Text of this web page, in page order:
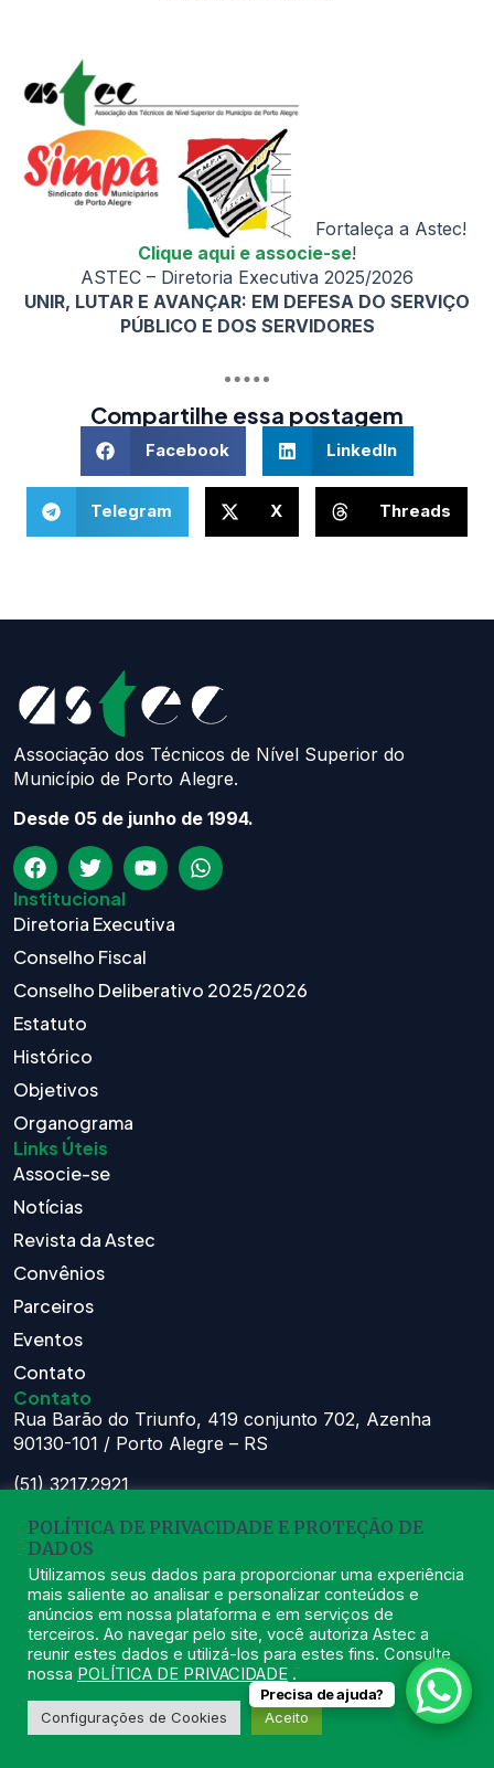
Fortaleça a Astec!
Clique aqui e associe-se!
ASTEC – Diretoria Executiva 2025/2026
UNIR, LUTAR E AVANÇAR: EM DEFESA DO SERVIÇO
PÚBLICO E DOS SERVIDORES
Compartilhe essa postagem
Facebook LinkedIn
Telegram X Threads
Associação dos Técnicos de Nível Superior do
Município de Porto Alegre.
Desde 05 de junho de 1994.
Institucional
Diretoria Executiva
Conselho Fiscal
Conselho Deliberativo 2025/2026
Estatuto
Histórico
Objetivos
Organograma
Links Úteis
Associe-se
Notícias
Revista da Astec
Convênios
Parceiros
Eventos
Contato
Contato
Rua Barão do Triunfo, 419 conjunto 702, Azenha
90130-101 / Porto Alegre – RS
(51) 3217.2921
Atendimento:
Seg à Sex das 8h – 11:30h e 13h – 16:30h
astec@astecpmpa.com.br
2026 ASTEC. Todos os Direitos Reservados.
Desenvolvido por Nexx
Tecnologia
POLÍTICA DE PRIVACIDADE E PROTEÇÃO DE
DADOS
Utilizamos seus dados para proporcionar uma experiência
mais saliente ao analisar e personalizar conteúdos e
anúncios em nossa plataforma e em serviços de
terceiros. Ao navegar pelo site, você autoriza Astec a
reunir estes dados e utilizá-los para estes fins. Consulte
nossa POLÍTICA DE PRIVACIDADE .
Configurações de Cookies Aceito
Precisa de ajuda?